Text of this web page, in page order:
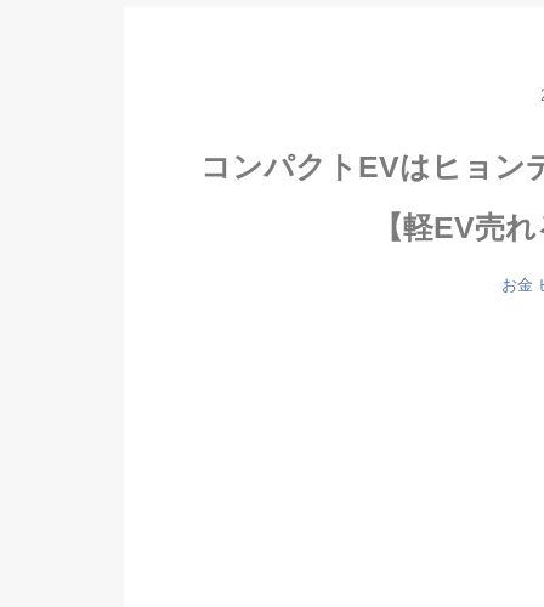
コンパクトEVはヒョン
【軽EV売
お金